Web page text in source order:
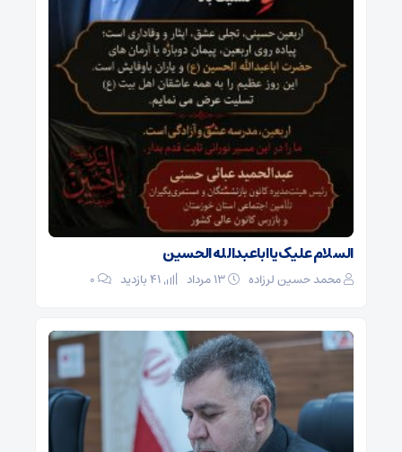
السلام علیک یا اباعبدالله الحسین
محمد حسین لرزاده ۰